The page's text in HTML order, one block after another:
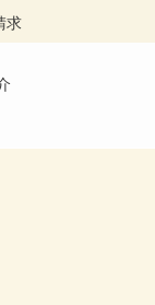
求